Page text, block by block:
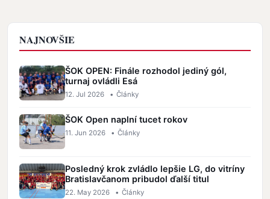
NAJNOVŠIE
ŠOK OPEN: Finále rozhodol jediný gól,
turnaj ovládli Esá
12. Jul 2026 • Články
ŠOK Open naplní tucet rokov
11. Jun 2026 • Články
Posledný krok zvládlo lepšie LG, do vitríny
Bratislavčanom pribudol ďalší titul
22. May 2026 • Články